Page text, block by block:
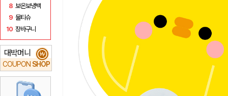
8 보온보냉백
9 물티슈
10 장바구니
대박머니
COUPON SHOP
₩